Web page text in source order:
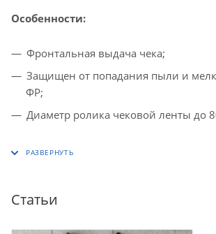
Особенности:
Фронтальная выдача чека;
Защищен от попадания пыли и
ФР;
Диаметр ролика чековой ленты до
Статьи